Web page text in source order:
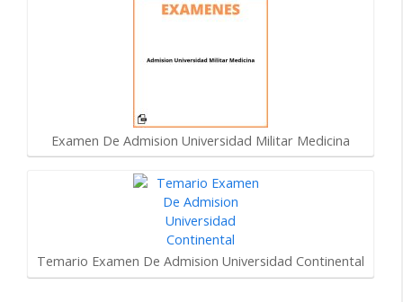
Examen De Admision Universidad Militar Medicina
Temario Examen De Admision Universidad Continental